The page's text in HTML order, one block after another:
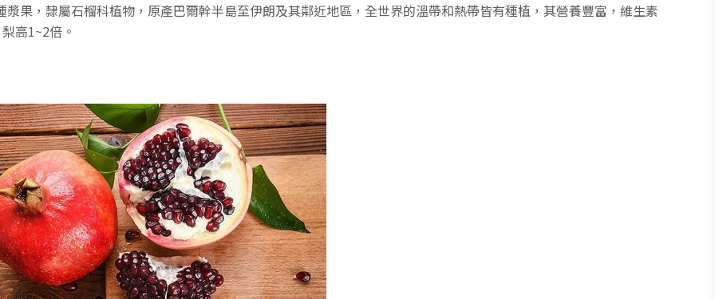
漿果，隸屬石榴科植物，原產巴爾幹半島至伊朗及其鄰近地區，全世界的溫帶和熱帶皆有種植，其營養豐富，維生素
高1~2倍。